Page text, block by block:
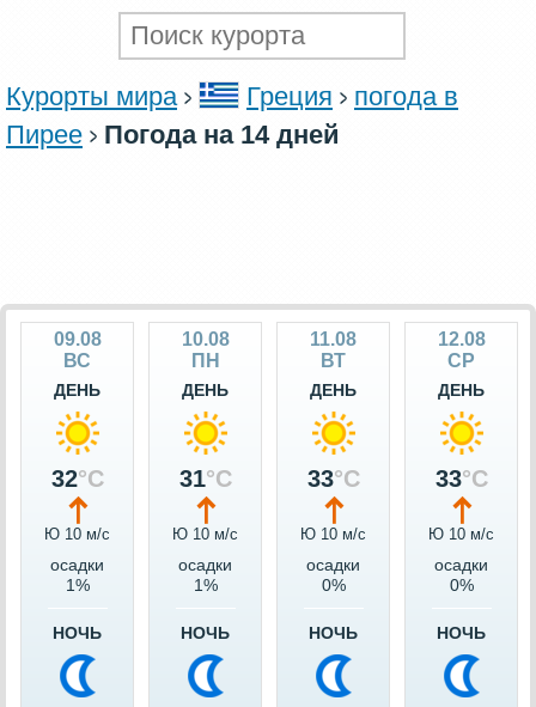
Курорты мира Греция
погода в
Пирее
Погода на 14 дней
09.08
ВС
ДЕНЬ
32°C
Ю 10 м/c
осадки
1%
НОЧЬ
10.08
ПН
ДЕНЬ
31°C
Ю 10 м/c
осадки
1%
НОЧЬ
11.08
ВТ
ДЕНЬ
33°C
Ю 10 м/c
осадки
0%
НОЧЬ
12.08
СР
ДЕНЬ
33°C
Ю 10 м/c
осадки
0%
НОЧЬ